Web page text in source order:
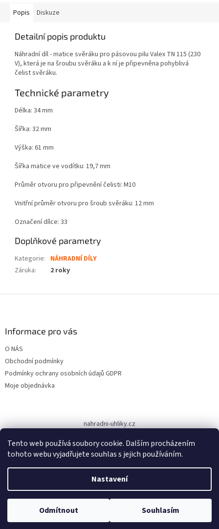
Tento web používá soubory cookie. Dalším procházením
tohoto webu vyjadřujete souhlas s jejich používáním.
Nastavení
Odmítnout Souhlasím
Popis Diskuze
Detailní popis produktu
Náhradní díl - matice svěráku pro pásovou pilu Valex TN 115 (230
V), která je na šroubu svěráku a k ní je připevněna pohyblivá
čelist svěráku.
Technické parametry
Délka: 34 mm
Šířka: 32 mm
Výška: 61 mm
Šířka matice ve vodítku: 19,7 mm
Průměr otvoru pro připevnění čelisti: M10
Vnitřní průměr otvoru pro šroub svěráku: 12 mm
Označení dílce: 33
Doplňkové parametry
Kategorie: NÁHRADNÍ DÍLY
Záruka: 2 roky
Informace pro vás
O NÁS
Obchodní podmínky
Podmínky ochrany osobních údajů GDPR
Moje objednávka
nahradni-uhliky.cz
Copyright 2026www.dodilny.cz. Všechna práva vyhrazena.Upravit